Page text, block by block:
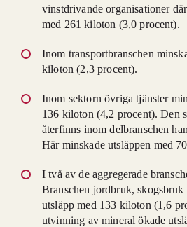
vinstdrivande organisationer
med 261 kiloton (3,0 procent).
Inom transportbranschen
kiloton (2,3 procent).
Inom sektorn övriga tjänster
136 kiloton (4,2 procent). Den
återfinns inom delbranschen
Här minskade utsläppen med
I två av de aggregerade
Branschen jordbruk, skogsbruk
utsläpp med 133 kiloton (1,6
utvinning av mineral ökade